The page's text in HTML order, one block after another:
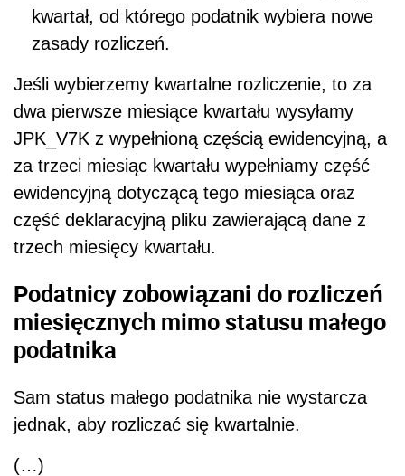
kwartał, od którego podatnik wybiera nowe
zasady rozliczeń.
Jeśli wybierzemy kwartalne rozliczenie, to za
dwa pierwsze miesiące kwartału wysyłamy
JPK_V7K z wypełnioną częścią ewidencyjną, a
za trzeci miesiąc kwartału wypełniamy część
ewidencyjną dotyczącą tego miesiąca oraz
część deklaracyjną pliku zawierającą dane z
trzech miesięcy kwartału.
Podatnicy zobowiązani do rozliczeń
miesięcznych mimo statusu małego
podatnika
Sam status małego podatnika nie wystarcza
jednak, aby rozliczać się kwartalnie.
(…)